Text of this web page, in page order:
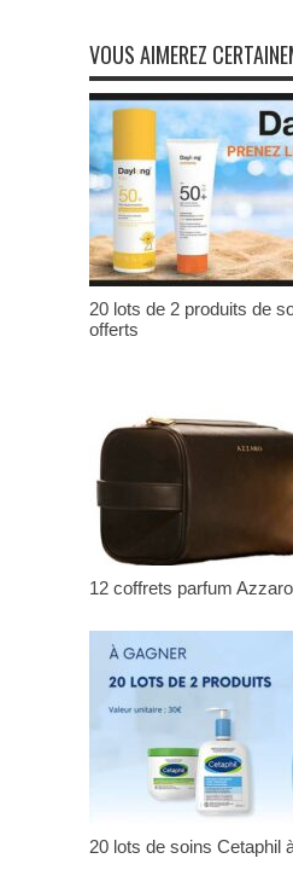
VOUS AIMEREZ
20 lots de 2 produits de
offerts
12 coffrets parfum
20 lots de soins Cetaphil